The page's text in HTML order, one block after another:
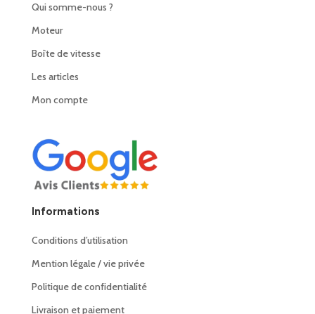
Qui somme-nous ?
Moteur
Boîte de vitesse
Les articles
Mon compte
Informations
Conditions d’utilisation
Mention légale / vie privée
Politique de confidentialité
Livraison et paiement